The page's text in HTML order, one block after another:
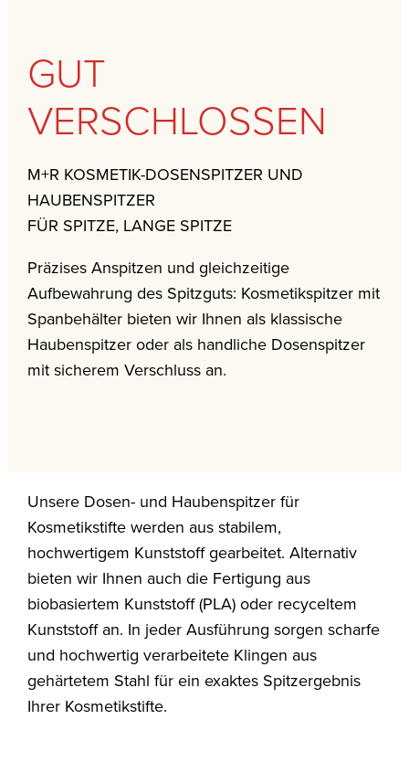
GUT
VERSCHLOSSEN
M+R KOSMETIK-DOSENSPITZER UND
HAUBENSPITZER
FÜR SPITZE, LANGE SPITZE
Präzises Anspitzen und gleichzeitige
Aufbewahrung des Spitzguts: Kosmetikspitzer mit
Spanbehälter bieten wir Ihnen als klassische
Haubenspitzer oder als handliche Dosenspitzer
mit sicherem Verschluss an.
Unsere Dosen- und Haubenspitzer für
Kosmetikstifte werden aus stabilem,
hochwertigem Kunststoff gearbeitet. Alternativ
bieten wir Ihnen auch die Fertigung aus
biobasiertem Kunststoff (PLA) oder recyceltem
Kunststoff an. In jeder Ausführung sorgen scharfe
und hochwertig verarbeitete Klingen aus
gehärtetem Stahl für ein exaktes Spitzergebnis
Ihrer Kosmetikstifte.